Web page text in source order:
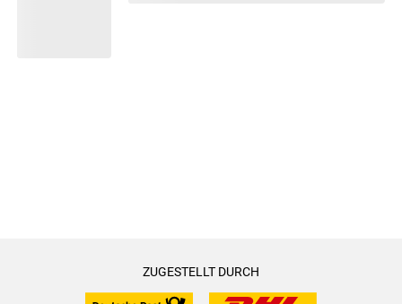
ZUGESTELLT DURCH